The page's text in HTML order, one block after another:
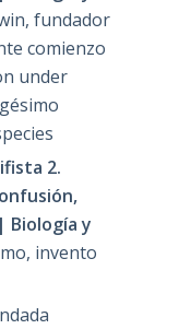
fundador
comienzo
under
2.
Biología y
invento